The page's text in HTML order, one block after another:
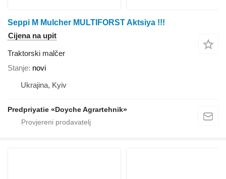
Seppi M Mulcher MULTIFORST Aktsiya !!!
Cijena na upit
Traktorski malčer
Stanje novi
Ukrajina, Kyiv
Predpriyatie «Doyche Agrartehnik»